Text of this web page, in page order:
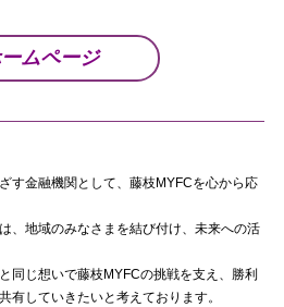
ムページ
す金融機関として、藤枝MYFCを心から応
、地域のみなさまを結び付け、未来への活
同じ想いで藤枝MYFCの挑戦を支え、勝利
有していきたいと考えております。